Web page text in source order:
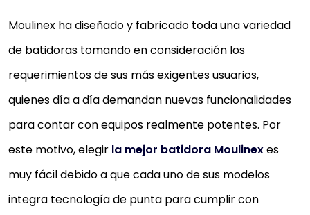
Moulinex ha diseñado y fabricado toda una variedad
de batidoras tomando en consideración los
requerimientos de sus más exigentes usuarios,
quienes día a día demandan nuevas funcionalidades
para contar con equipos realmente potentes. Por
este motivo, elegir la mejor batidora Moulinexes
muy fácil debido a que cada uno de sus modelos
integra tecnología de punta para cumplir con